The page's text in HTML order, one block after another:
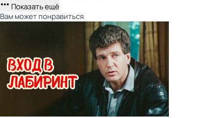
Показать ещё
Вам может понравиться